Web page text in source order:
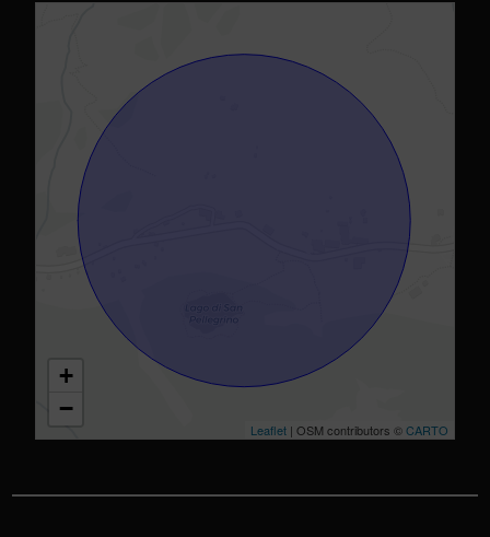
+
−
Leaflet| OSM contributors ©CARTO